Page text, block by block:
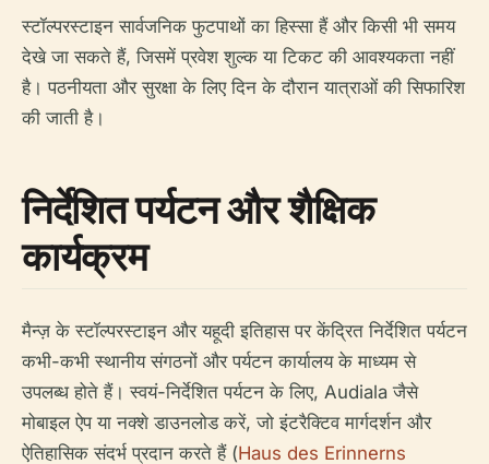
स्टॉल्परस्टाइन सार्वजनिक फुटपाथों का हिस्सा हैं और किसी भी समय
देखे जा सकते हैं, जिसमें प्रवेश शुल्क या टिकट की आवश्यकता नहीं
है। पठनीयता और सुरक्षा के लिए दिन के दौरान यात्राओं की सिफारिश
की जाती है।
निर्देशित पर्यटन और शैक्षिक
कार्यक्रम
मैन्ज़ के स्टॉल्परस्टाइन और यहूदी इतिहास पर केंद्रित निर्देशित पर्यटन
कभी-कभी स्थानीय संगठनों और पर्यटन कार्यालय के माध्यम से
उपलब्ध होते हैं। स्वयं-निर्देशित पर्यटन के लिए, Audiala जैसे
मोबाइल ऐप या नक्शे डाउनलोड करें, जो इंटरैक्टिव मार्गदर्शन और
ऐतिहासिक संदर्भ प्रदान करते हैं (Haus des Erinnerns